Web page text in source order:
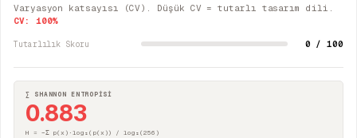
Varyasyon katsayısı (CV). Düşük CV = tutarlı tasarım dili.
CV: 100%
Tutarlılık Skoru 0 / 100
∑ SHANNON ENTROPİSİ
0.883
H = −Σ p(x)·log₂(p(x)) / log₂(256)